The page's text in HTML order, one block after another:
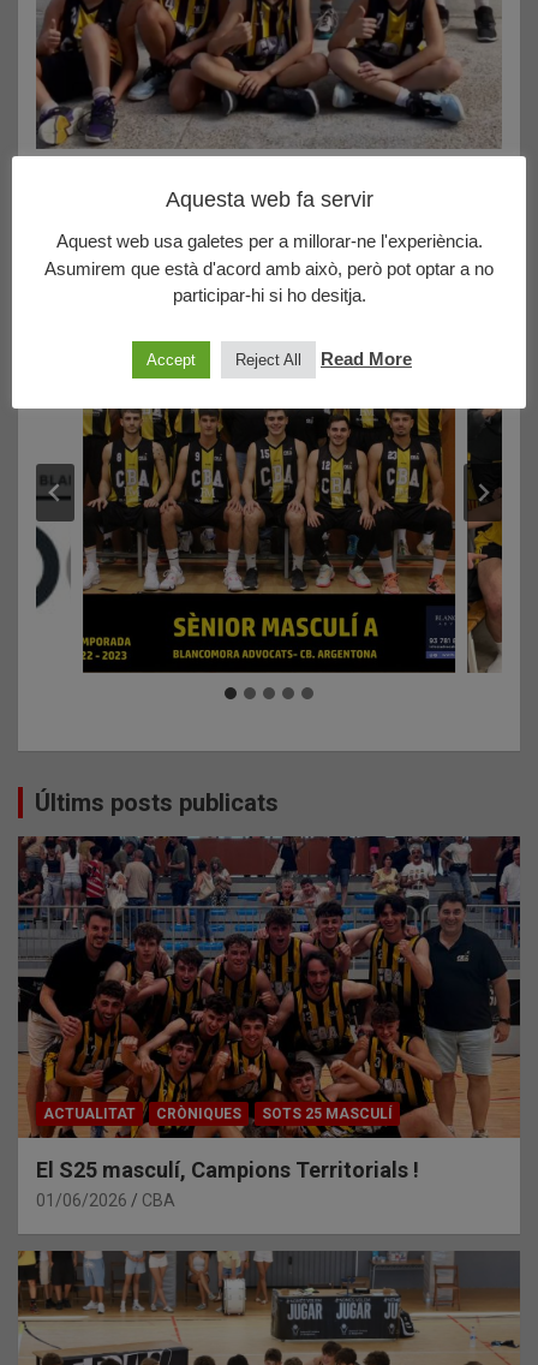
Pre-Mini Femení: TALENOM BOET MATARÓ 2015 13 –
CLUB BASQUET ARGENTONA 53
Bon partit i clara victòria de les noies de @roserus i
Últims posts publicats
ACTUALITAT CRÒNIQUES SOTS 25 MASCULÍ
El S25 masculí, Campions Territorials !
01/06/2026 CBA
Aquesta web fa servir
Aquest web usa galetes per a millorar-ne l'experiència.
Asumirem que està d'acord amb això, però pot optar a no
participar-hi si ho desitja.
Accept Reject All Read More